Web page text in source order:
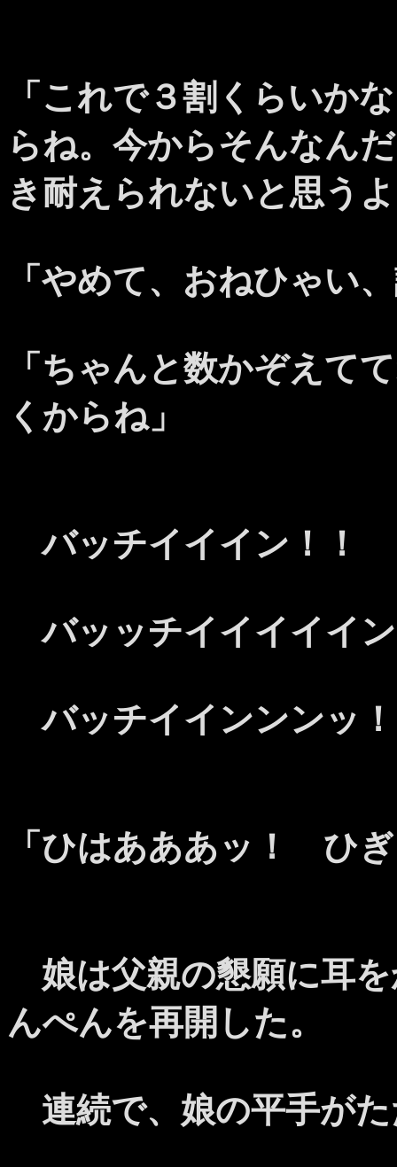
「これで３割くらいか
らね。今からそんなん
き耐えられないと思う
「やめて、おねひゃい
「ちゃんと数かぞえて
くからね」
バッチイイイン！！
バッッチイイイイイ
バッチイインンンッ
「ひはあああッ！ ひ
娘は父親の懇願に耳
んぺんを再開した。
連続で、娘の平手が